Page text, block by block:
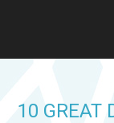
10 GREAT